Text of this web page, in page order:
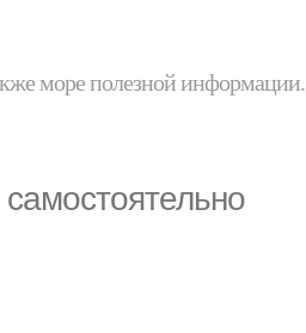
море полезной информации.